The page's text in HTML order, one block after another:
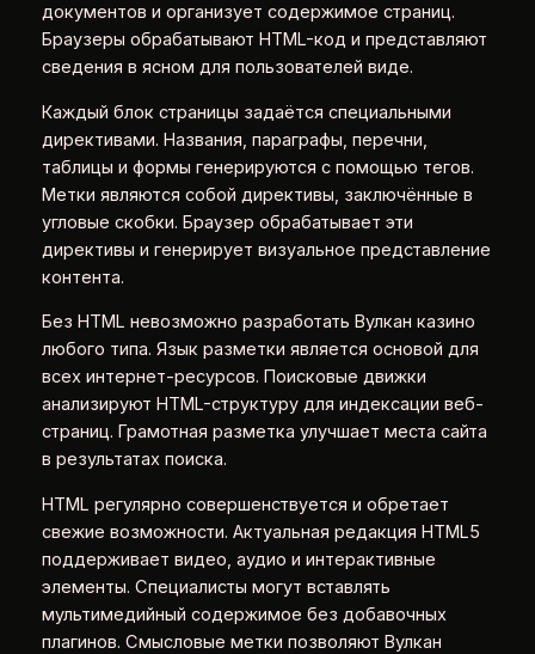
документов и организует содержимое страниц.
Браузеры обрабатывают HTML-код и представляют
сведения в ясном для пользователей виде.
Каждый блок страницы задаётся специальными
директивами. Названия, параграфы, перечни,
таблицы и формы генерируются с помощью тегов.
Метки являются собой директивы, заключённые в
угловые скобки. Браузер обрабатывает эти
директивы и генерирует визуальное представление
контента.
Без HTML невозможно разработать Вулкан казино
любого типа. Язык разметки является основой для
всех интернет-ресурсов. Поисковые движки
анализируют HTML-структуру для индексации веб-
страниц. Грамотная разметка улучшает места сайта
в результатах поиска.
HTML регулярно совершенствуется и обретает
свежие возможности. Актуальная редакция HTML5
поддерживает видео, аудио и интерактивные
элементы. Специалисты могут вставлять
мультимедийный содержимое без добавочных
плагинов. Смысловые метки позволяют Вулкан